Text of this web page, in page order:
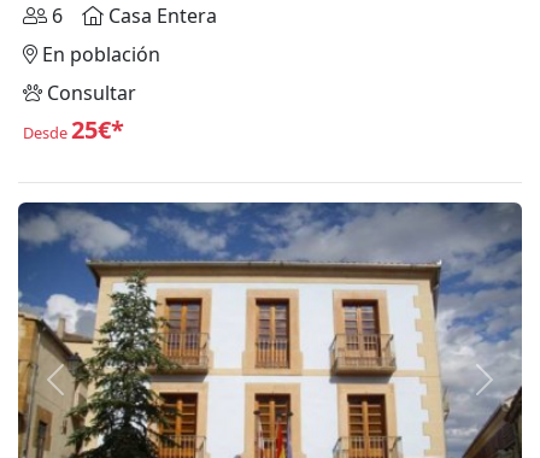
6
Casa Entera
En población
Consultar
Desde25€*
Anterior